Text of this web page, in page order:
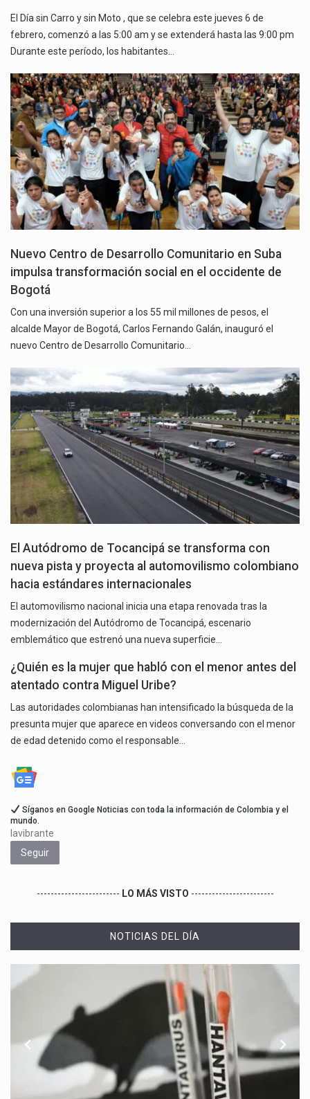
El Día sin Carro y sin Moto , que se celebra este jueves 6 de
febrero, comenzó a las 5:00 am y se extenderá hasta las 9:00 pm
Durante este período, los habitantes…
Nuevo Centro de Desarrollo Comunitario en Suba
impulsa transformación social en el occidente de
Bogotá
Con una inversión superior a los 55 mil millones de pesos, el
alcalde Mayor de Bogotá, Carlos Fernando Galán, inauguró el
nuevo Centro de Desarrollo Comunitario…
El Autódromo de Tocancipá se transforma con
nueva pista y proyecta al automovilismo colombiano
hacia estándares internacionales
El automovilismo nacional inicia una etapa renovada tras la
modernización del Autódromo de Tocancipá, escenario
emblemático que estrenó una nueva superficie…
¿Quién es la mujer que habló con el menor antes del
atentado contra Miguel Uribe?
Las autoridades colombianas han intensificado la búsqueda de la
presunta mujer que aparece en videos conversando con el menor
de edad detenido como el responsable…
Síganos en Google Noticias con toda la información de Colombia y el
mundo.
lavibrante
Seguir
------------------------ LO MÁS VISTO ------------------------
NOTICIAS DEL DÍA